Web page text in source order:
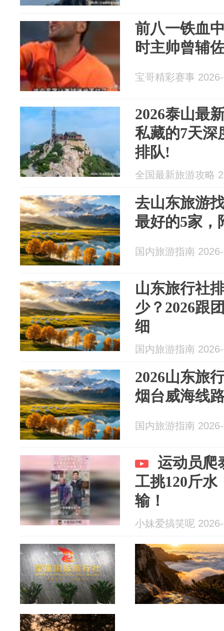
前八一铁血
时主帅曾辅
宝哥精彩赛事
2026泰山最
私藏的7天深
排队!
全国最新旅游攻略
去山东旅游
最好的5家，
国内旅游指南
山东旅行社
少？2026跟
细
国内旅游指南
2026山东旅
烟台威海线
国内旅游指南
运动员爬
工挑120斤水
输！
小妹爱搞笑呢